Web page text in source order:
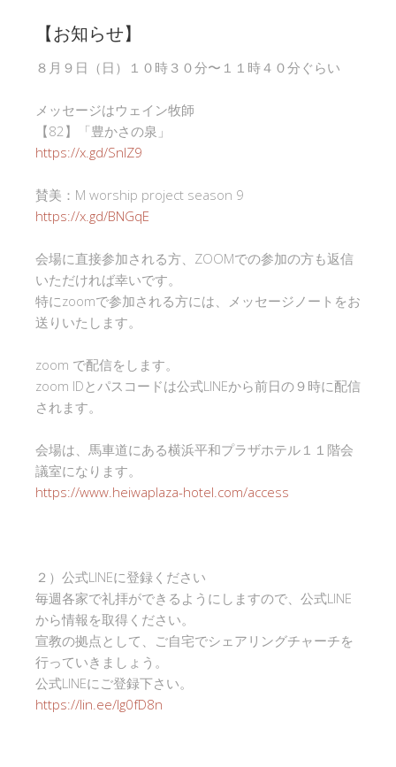
【お知らせ】
８月９日（日）１０時３０分〜１１時４０分ぐらい
メッセージはウェイン牧師
【82】「豊かさの泉」
https://x.gd/SnlZ9
賛美：M worship project season 9
https://x.gd/BNGqE
会場に直接参加される方、ZOOMでの参加の方も返信
いただければ幸いです。
特にzoomで参加される方には、メッセージノートをお
送りいたします。
zoom で配信をします。
zoom IDとパスコードは公式LINEから前日の９時に配信
されます。
会場は、馬車道にある横浜平和プラザホテル１１階会
議室になります。
https://www.heiwaplaza-hotel.com/access
２）公式LINEに登録ください
毎週各家で礼拝ができるようにしますので、公式LINE
から情報を取得ください。
宣教の拠点として、ご自宅でシェアリングチャーチを
行っていきましょう。
公式LINEにご登録下さい。
https://lin.ee/Ig0fD8n